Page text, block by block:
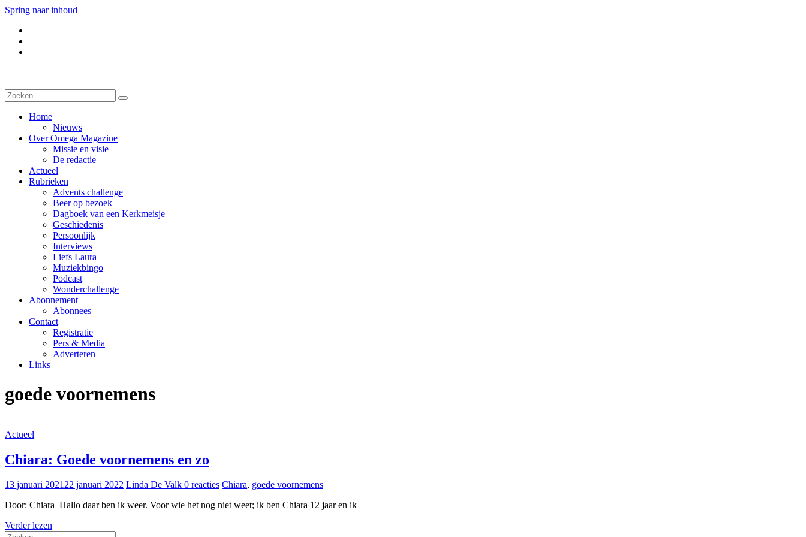
Spring naar inhoud
Home
Nieuws
Over Omega Magazine
Missie en visie
De redactie
Actueel
Rubrieken
Advents challenge
Beer op bezoek
Dagboek van een Kerkmeisje
Geschiedenis
Persoonlijk
Interviews
Liefs Laura
Muziekbingo
Podcast
Wonderchallenge
Abonnement
Abonnees
Contact
Registratie
Pers & Media
Adverteren
Links
goede voornemens
Actueel
Chiara: Goede voornemens en zo
13 januari 202122 januari 2022 Linda De Valk 0 reacties Chiara, goede voornemens
Door: Chiara Hallo daar ben ik weer. Voor wie het nog niet weet; ik ben Chiara 12 jaar en ik
Verder lezen